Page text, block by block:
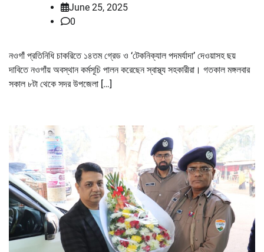
June 25, 2025
0
নওগাঁ প্রতিনিধি চাকরিতে ১৪তম গ্রেড ও ‘টেকনিক্যাল পদমর্যাদা’ দেওয়াসহ ছয়
দাবিতে নওগাঁয় অবস্থান কর্মসূচি পালন করেছেন স্বাস্থ্য সহকারীরা। গতকাল মঙ্গলবার
সকাল ৮টা থেকে সদর উপজেলা […]